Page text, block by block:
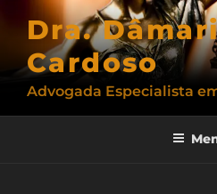
conteúdo
Dra.
Cardoso
Advogada Especialista